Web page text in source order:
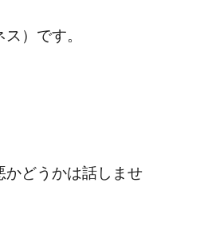
）です。
かどうかは話しませ